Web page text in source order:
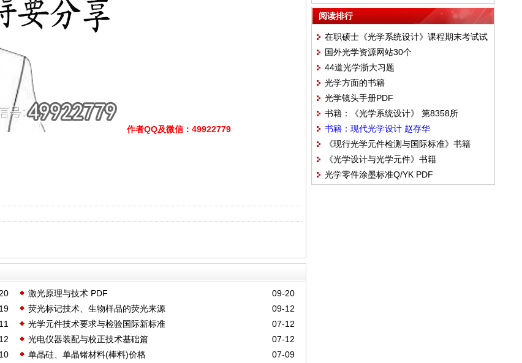
作者QQ及微信：49922779
09-20
激光原理与技术 PDF
09-12
荧光标记技术、生物样品的荧光来源
07-12
光学元件技术要求与检验国际新标准
07-12
光电仪器装配与校正技术基础篇
07-09
单晶硅、单晶锗材料(棒料)价格
阅读排行
在职硕士《光学系统设计》课程期末考试试
卷(2017-2018)
国外光学资源网站30个
44道光学浙大习题
光学方面的书籍
光学镜头手册PDF
书籍：《光学系统设计》 第8358所
书籍：现代光学设计 赵存华
《现行光学元件检测与国际标准》书籍
《光学设计与光学元件》书籍
光学零件涂墨标准Q/YK PDF